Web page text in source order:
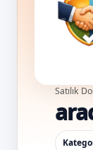
Satılık